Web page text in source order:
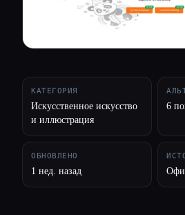
КАТЕГОРИЯ
Искусственное искусство
и иллюстрация
6
ОБНОВЛЕНО
1 нед. назад